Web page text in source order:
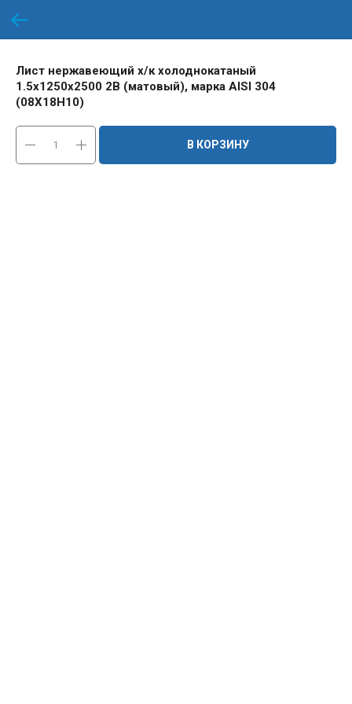
Лист нержавеющий х/к холоднокатаный
1.5х1250х2500 2B (матовый), марка AISI 304
(08Х18Н10)
В КОРЗИНУ